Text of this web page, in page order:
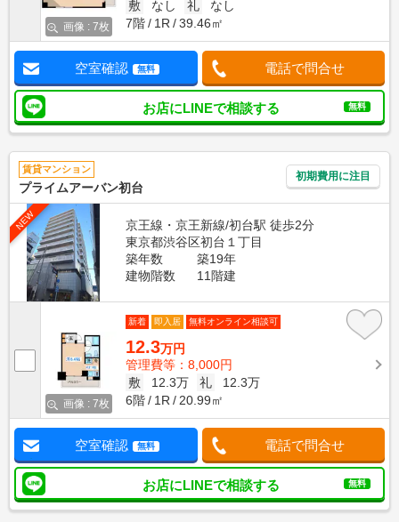
画像 : 7枚
敷 なし 礼
なし
7階
1R 39.46㎡
空室確認 無料 電話で問合せ
お店にLINEで相談する 無料
賃貸マンション
プライムアーバン初台
初期費用に注目
NEW
京王線・京王新線/初台駅 徒歩2分
東京都渋谷区初台１丁目
築年数
築19年
建物階数
11階建
画像 : 7枚
新着 即入居 無料オンライン相談可
12.3万円
管理費等：8,000円
敷
12.3万 礼
12.3万
6階
1R 20.99㎡
空室確認 無料 電話で問合せ
お店にLINEで相談する 無料